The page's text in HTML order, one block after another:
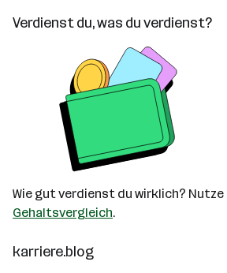
Verdienst du, was du verdienst?
Wie gut verdienst du wirklich? Nutze
Gehaltsvergleich.
karriere.blog